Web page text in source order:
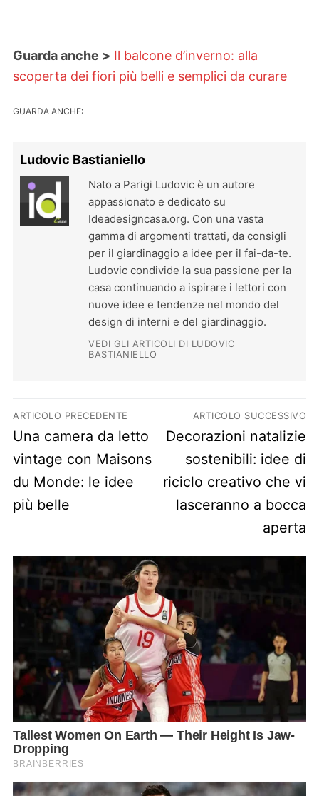
Guarda anche > Il balcone d’inverno: alla
scoperta dei fiori più belli e semplici da curare
GUARDA ANCHE:
Ludovic Bastianiello
Nato a Parigi Ludovic è un autore
appassionato e dedicato su
Ideadesigncasa.org. Con una vasta
gamma di argomenti trattati, da consigli
per il giardinaggio a idee per il fai-da-te.
Ludovic condivide la sua passione per la
casa continuando a ispirare i lettori con
nuove idee e tendenze nel mondo del
design di interni e del giardinaggio.
VEDI GLI ARTICOLI DI LUDOVIC
BASTIANIELLO
Navigazione articoli
ARTICOLO PRECEDENTE
Previous post:
Una camera da letto
vintage con Maisons
du Monde: le idee
più belle
ARTICOLO SUCCESSIVO
Next post:
Decorazioni natalizie
sostenibili: idee di
riciclo creativo che vi
lasceranno a bocca
aperta